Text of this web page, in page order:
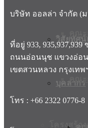
วิสัยทัศ
บุคลากร
โครงสร้า
บริษัท ออลล่า จำกัด (
ที่อยู่ 933,
ถนนอ่อนนุช แขวงอ่อ
เขตสวนหลวง กรุงเทพ
โทร : +66 2322 0776-8